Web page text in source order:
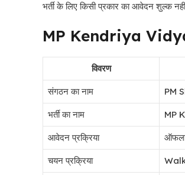
भर्ती के लिए किसी प्रकार का आवेदन शुल्क
MP Kendriya
विवरण
संगठन का नाम PM
भर्ती का नाम MP
आवेदन प्रक्रिया
चयन प्रक्रिया